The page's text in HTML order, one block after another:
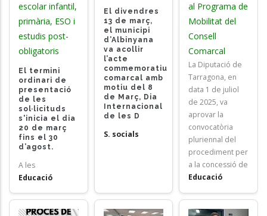
escolar infantil,
primària, ESO i
estudis post-
obligatoris
El termini
ordinari de
presentació
de les
sol·licituds
s'inicia el dia
20 de març
fins el 30
d’agost.
A les
Educació
El divendres
13 de març,
el municipi
d’Albinyana
va acollir
l’acte
commemoratiu
comarcal amb
motiu del 8
de Març, Dia
Internacional
de les D
S. socials
al Programa de
Mobilitat del
Consell
Comarcal
La Diputació de
Tarragona, en
data 1 de juliol
de 2025, va
aprovar la
convocatòria
pluriennal del
procediment per
a la concessió de
Educació